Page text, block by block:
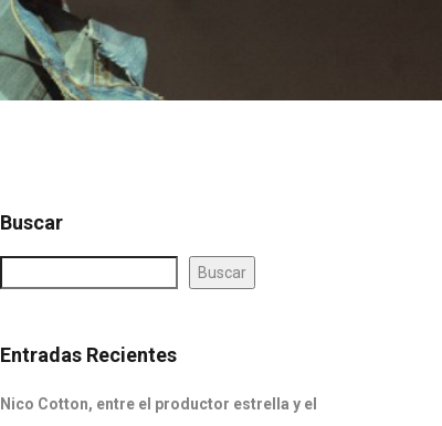
Buscar
Buscar
Entradas Recientes
Nico Cotton, entre el productor estrella y el